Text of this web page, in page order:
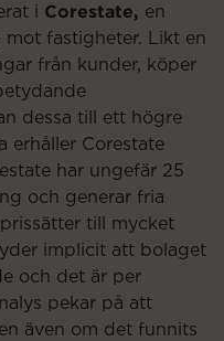
i Corestate, en
fastigheter. Likt en
från kunder, köper
dessa till ett högre
erhåller Corestate
har ungefär 25
och generar fria
till mycket
implicit att bolaget
och det är per
pekar på att
även om det funnits